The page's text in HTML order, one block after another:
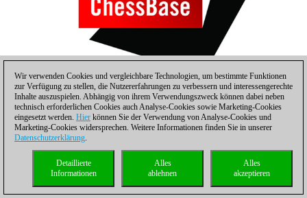
Türke mit Karsten Bauermeister
Wir verwenden Cookies und vergleichbare Technologien, um bestimmte Funktionen
zur Verfügung zu stellen, die Nutzererfahrungen zu verbessern und interessengerechte
Inhalte auszuspielen. Abhängig von ihrem Verwendungszweck können dabei neben
technisch erforderlichen Cookies auch Analyse-Cookies sowie Marketing-Cookies
eingesetzt werden. Hier können Sie der Verwendung von Analyse-Cookies und
Marketing-Cookies widersprechen. Weitere Informationen finden Sie in unserer
Datenschutzerklärung.
Alles
akzeptieren
Alles
ablehnen
Detaillierte
Informationen